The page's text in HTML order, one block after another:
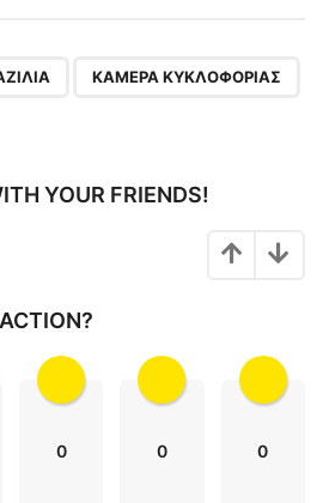
ΚΆΜΕΡΑ ΚΥΚΛΟΦΟΡΊΑΣ
YOUR FRIENDS!
0 0 0